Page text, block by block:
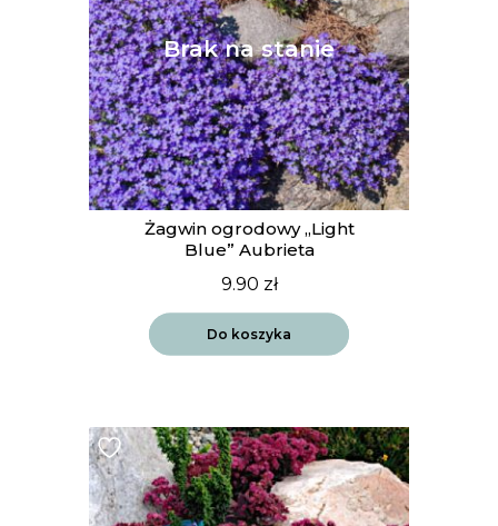
Żagwin ogrodowy „Light
Blue” Aubrieta
9.90 zł
Do koszyka